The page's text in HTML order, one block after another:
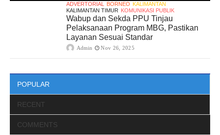
ADVERTORIAL BORNEO KALIMANTAN
KALIMANTAN TIMUR KOMUNIKASI PUBLIK
Wabup dan Sekda PPU Tinjau
Pelaksanaan Program MBG, Pastikan
Layanan Sesuai Standar
Admin Nov 26, 2025
POPULAR
RECENT
COMMENTS